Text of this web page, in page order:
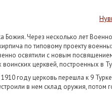
Божия. Через несколько лет
по типовому проекту
освятили с новым
церквей, построенных в
году церковь перешла к 9
в нем склад оружия, потом